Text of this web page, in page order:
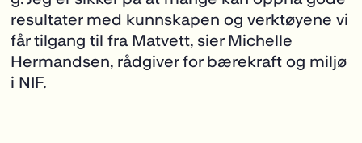
resultater med kunnskapen og verktøyene vi
får tilgang til fra Matvett, sier Michelle
Hermandsen, rådgiver for bærekraft og miljø
i NIF.